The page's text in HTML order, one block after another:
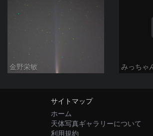
金野栄敏 みっちゃ
サイトマップ
ホーム
天体写真ギャラリーについて
利用規約